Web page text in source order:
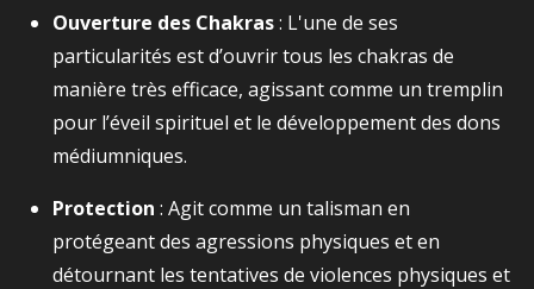
Ouverture des Chakras: L'une de ses
particularités est d’ouvrir tous les chakras de
manière très efficace, agissant comme un tremplin
pour l’éveil spirituel et le développement des dons
médiumniques.
Protection : Agit comme un talisman en
protégeant des agressions physiques et en
détournant les tentatives de violences physiques et